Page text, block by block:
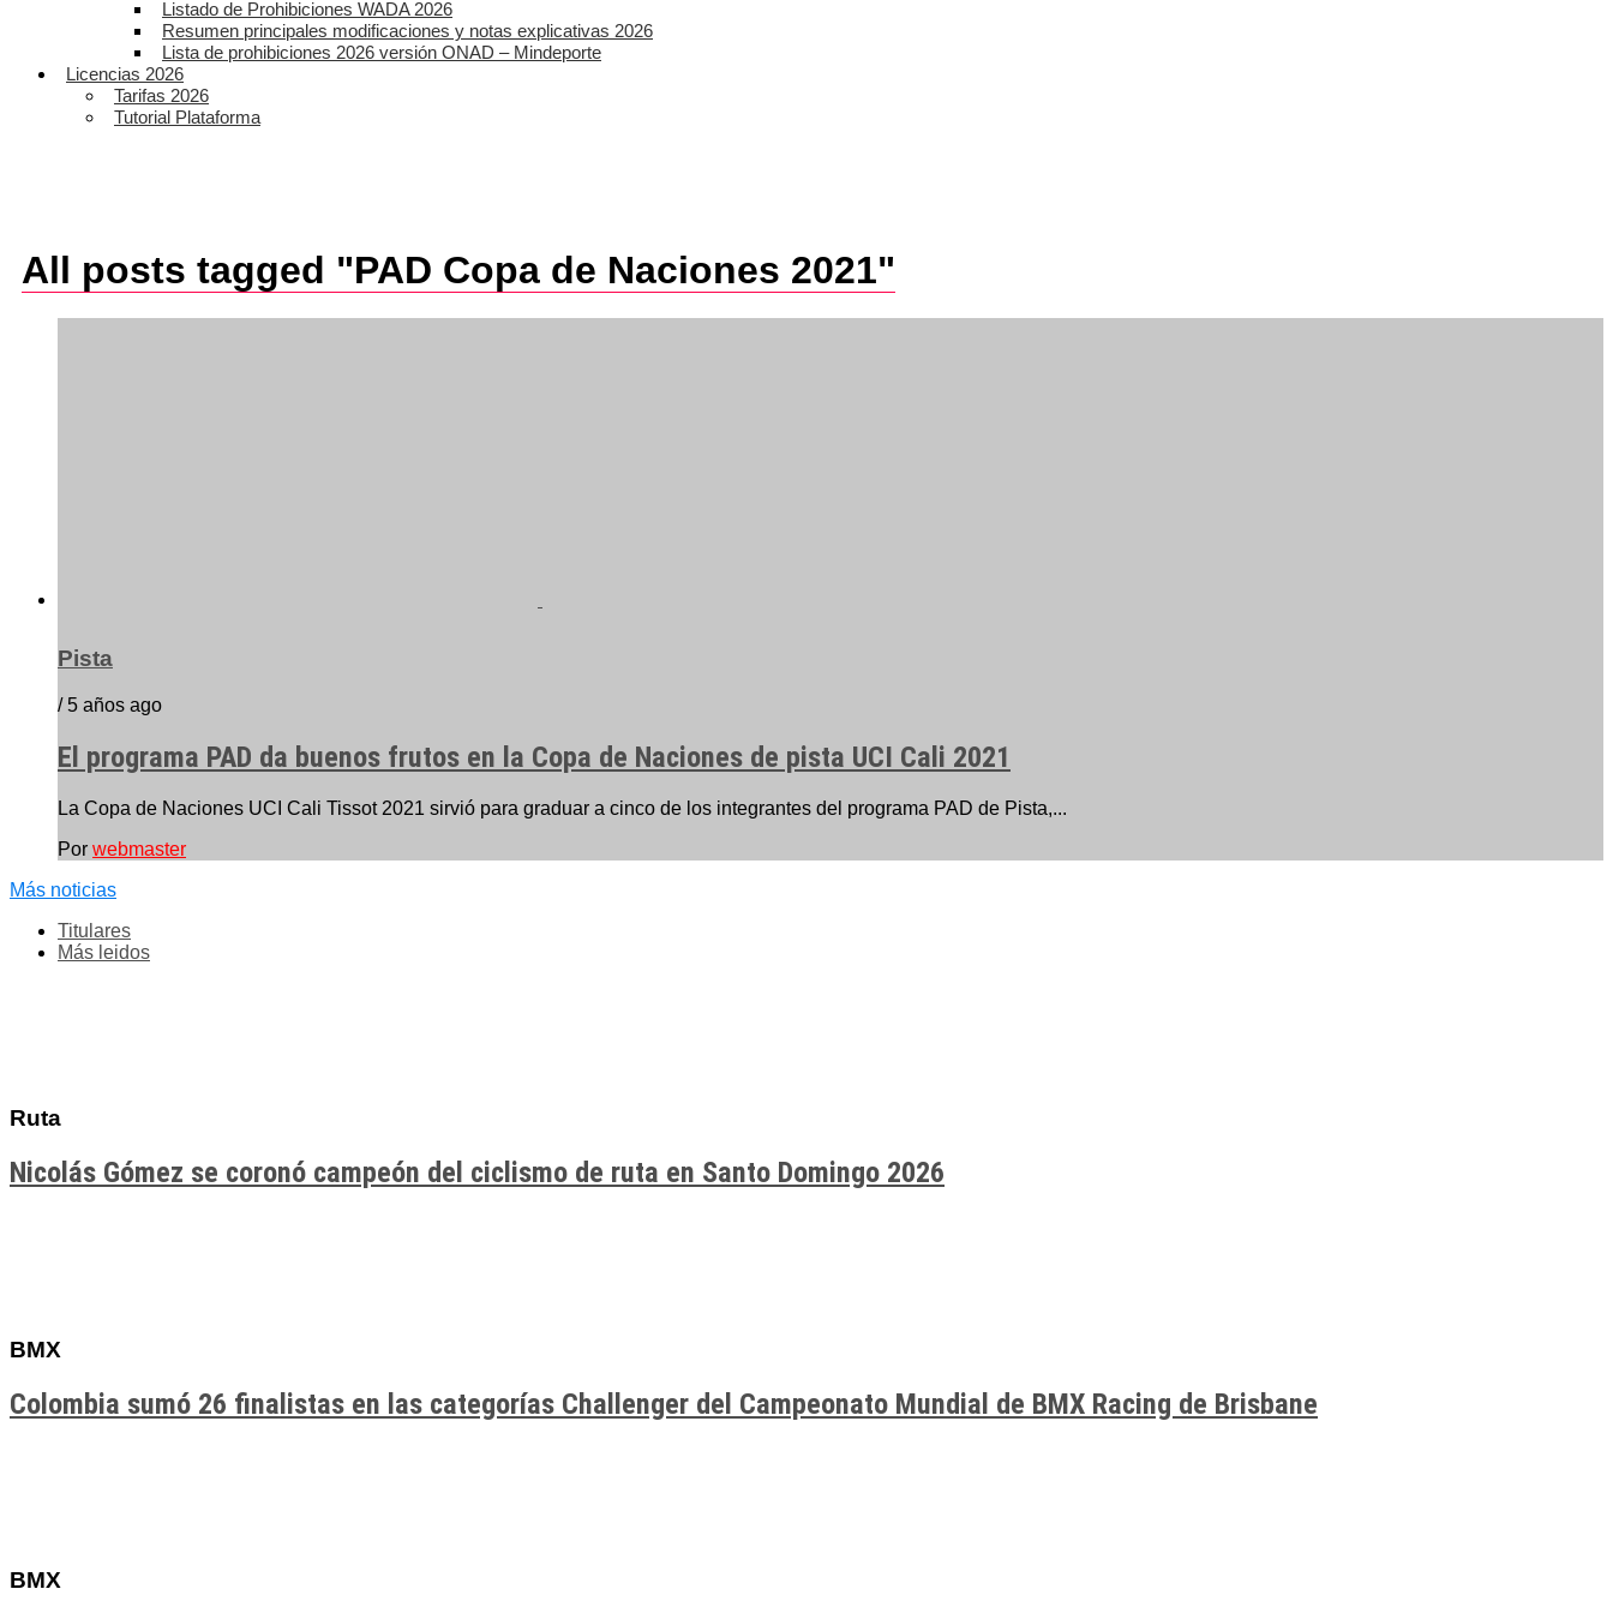
Listado de Prohibiciones WADA 2026
Resumen principales modificaciones y notas explicativas 2026
Lista de prohibiciones 2026 versión ONAD – Mindeporte
Licencias 2026
Tarifas 2026
Tutorial Plataforma
All posts tagged "PAD Copa de Naciones 2021"
Pista
/ 5 años ago
El programa PAD da buenos frutos en la Copa de Naciones de pista UCI Cali 2021
La Copa de Naciones UCI Cali Tissot 2021 sirvió para graduar a cinco de los integrantes del programa PAD de Pista,...
Por webmaster
Más noticias
Titulares
Más leidos
Ruta
Nicolás Gómez se coronó campeón del ciclismo de ruta en Santo Domingo 2026
BMX
Colombia sumó 26 finalistas en las categorías Challenger del Campeonato Mundial de BMX Racing de Brisbane
BMX